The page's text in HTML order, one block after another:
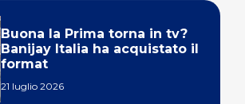
Buona la Prima torna in tv?
Banijay Italia ha acquistato il
format
21 luglio 2026